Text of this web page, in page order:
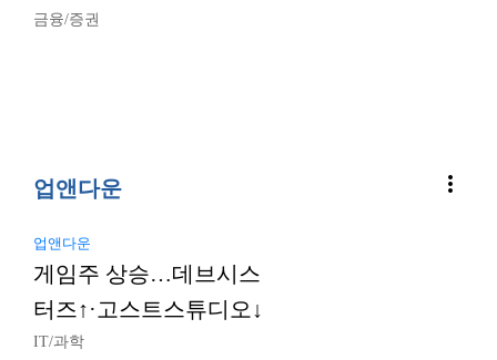
금융/증권
업앤다운 more_vert
업앤다운
게임주 상승…데브시스
터즈↑·고스트스튜디오↓
IT/과학